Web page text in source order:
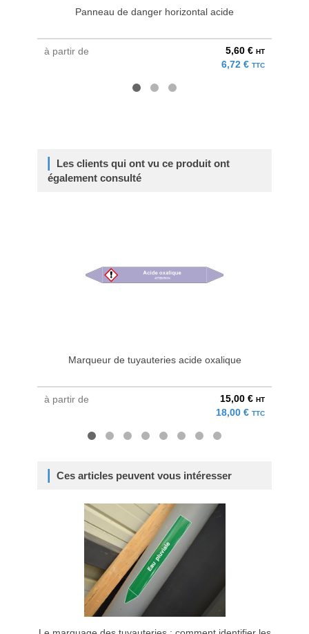
Panneau de danger horizontal acide
à partir de 5,60 € HT
6,72 € TTC
Les clients qui ont vu ce produit ont
également consulté
Marqueur de tuyauteries acide oxalique
à partir de 15,00 € HT
18,00 € TTC
Ces articles peuvent vous intéresser